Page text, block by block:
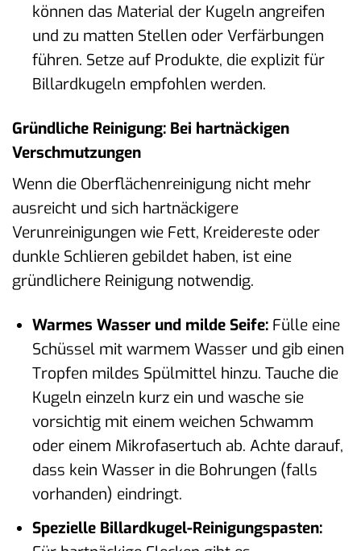
können das Material der Kugeln angreifen
und zu matten Stellen oder Verfärbungen
führen. Setze auf Produkte, die explizit für
Billardkugeln empfohlen werden.
Gründliche Reinigung: Bei hartnäckigen
Verschmutzungen
Wenn die Oberflächenreinigung nicht mehr
ausreicht und sich hartnäckigere
Verunreinigungen wie Fett, Kreidereste oder
dunkle Schlieren gebildet haben, ist eine
gründlichere Reinigung notwendig.
Warmes Wasser und milde Seife:Fülle eine
Schüssel mit warmem Wasser und gib einen
Tropfen mildes Spülmittel hinzu. Tauche die
Kugeln einzeln kurz ein und wasche sie
vorsichtig mit einem weichen Schwamm
oder einem Mikrofasertuch ab. Achte darauf,
dass kein Wasser in die Bohrungen (falls
vorhanden) eindringt.
Spezielle Billardkugel-Reinigungspasten: